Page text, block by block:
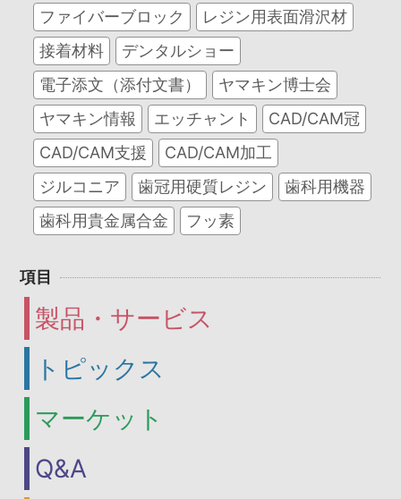
ファイバーブロック
レジン用表面滑沢材
接着材料
デンタルショー
電子添文（添付文書）
ヤマキン博士会
ヤマキン情報
エッチャント
CAD/CAM冠
CAD/CAM支援
CAD/CAM加工
ジルコニア
歯冠用硬質レジン
歯科用機器
歯科用貴金属合金
フッ素
項目
製品・サービス
トピックス
マーケット
Q&A